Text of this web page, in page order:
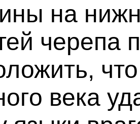
на
черепа
века